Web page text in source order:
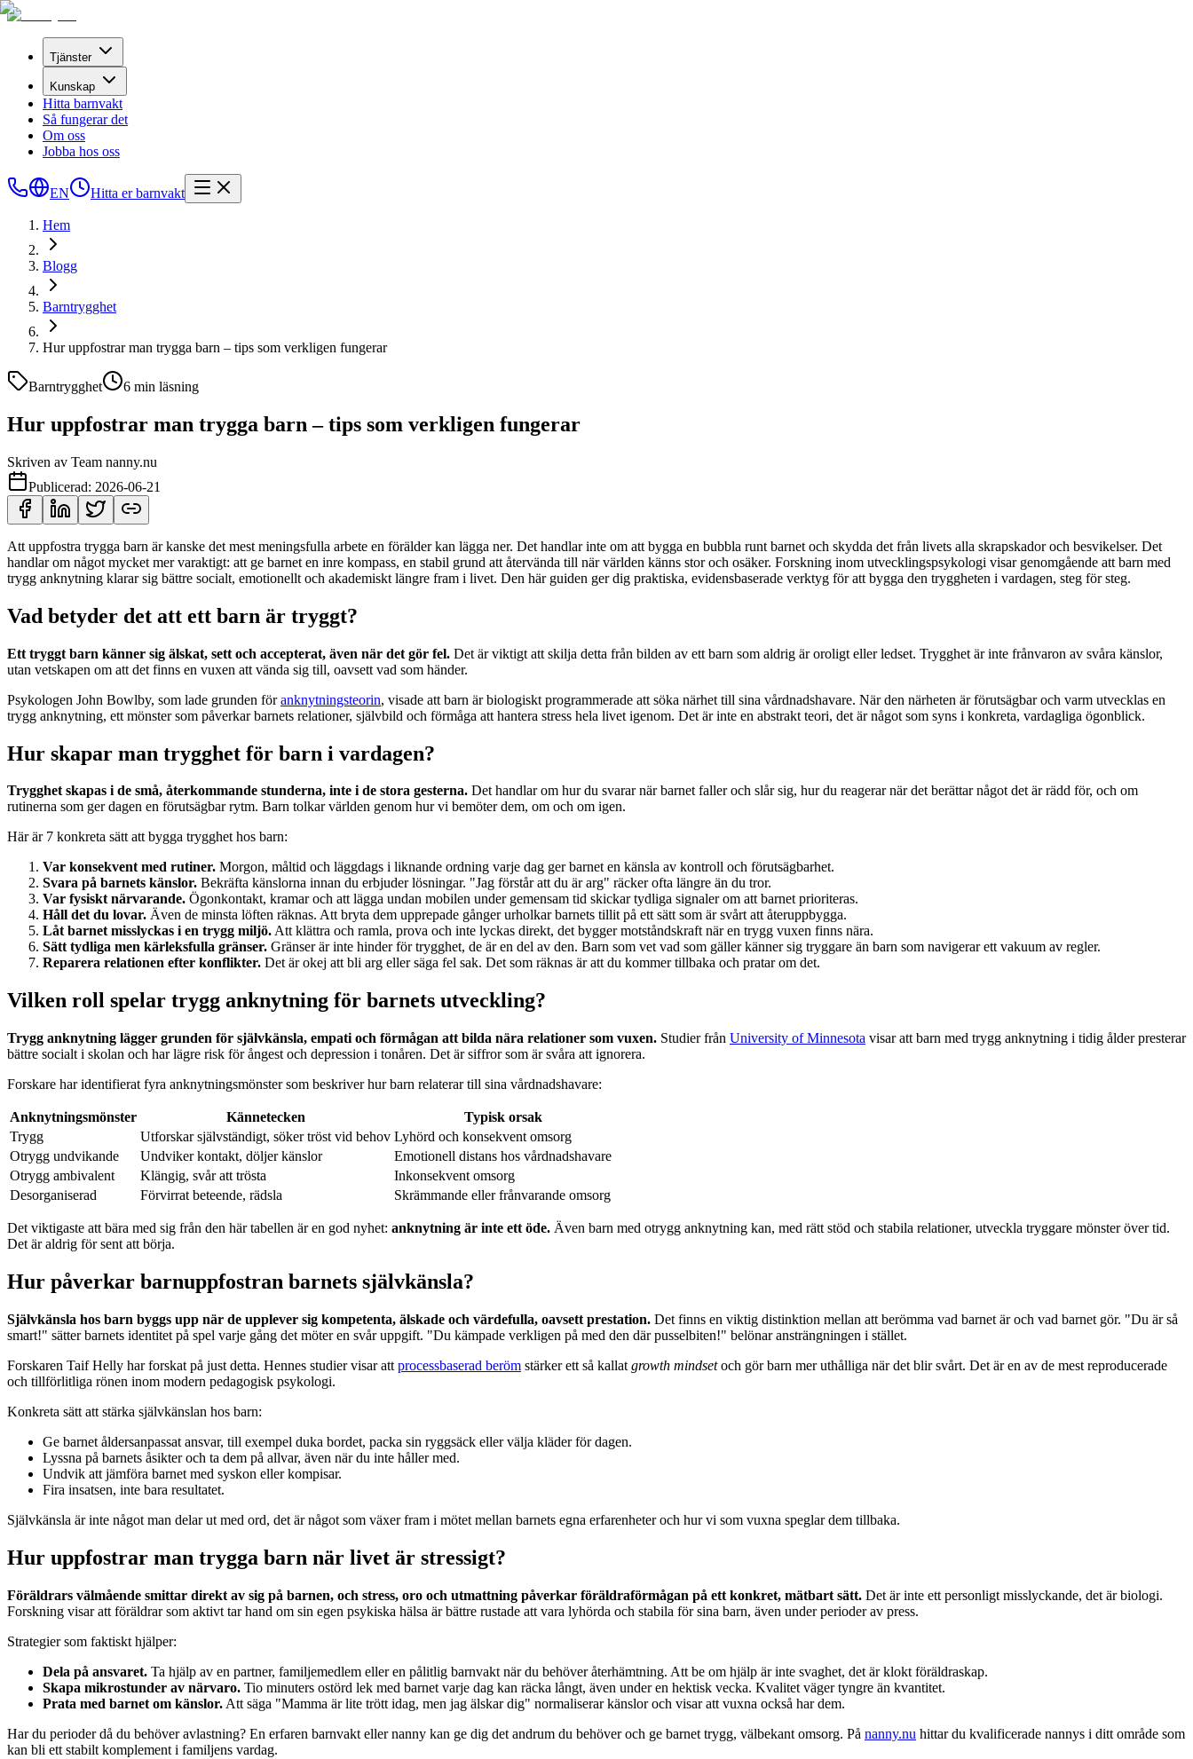
Tjänster
Kunskap
Hitta barnvakt
Så fungerar det
Om oss
Jobba hos oss
EN Hitta er barnvakt
Hem
Blogg
Barntrygghet
Hur uppfostrar man trygga barn – tips som verkligen fungerar
Barntrygghet 6 min läsning
Hur uppfostrar man trygga barn – tips som verkligen fungerar
Skriven av Team nanny.nu
Publicerad: 2026-06-21
Att uppfostra trygga barn är kanske det mest meningsfulla arbete en förälder kan lägga ner. Det handlar inte om att bygga en bubbla runt barnet och skydda det från livets alla skrapskador och besvikelser. Det
handlar om något mycket mer varaktigt: att ge barnet en inre kompass, en stabil grund att återvända till när världen känns stor och osäker. Forskning inom utvecklingspsykologi visar genomgående att barn med
trygg anknytning klarar sig bättre socialt, emotionellt och akademiskt längre fram i livet. Den här guiden ger dig praktiska, evidensbaserade verktyg för att bygga den tryggheten i vardagen, steg för steg.
Vad betyder det att ett barn är tryggt?
Ett tryggt barn känner sig älskat, sett och accepterat, även när det gör fel. Det är viktigt att skilja detta från bilden av ett barn som aldrig är oroligt eller ledset. Trygghet är inte frånvaron av svåra känslor,
utan vetskapen om att det finns en vuxen att vända sig till, oavsett vad som händer.
Psykologen John Bowlby, som lade grunden föranknytningsteorin, visade att barn är biologiskt programmerade att söka närhet till sina vårdnadshavare. När den närheten är förutsägbar och varm utvecklas en
trygg anknytning, ett mönster som påverkar barnets relationer, självbild och förmåga att hantera stress hela livet igenom. Det är inte en abstrakt teori, det är något som syns i konkreta, vardagliga ögonblick.
Hur skapar man trygghet för barn i vardagen?
Trygghet skapas i de små, återkommande stunderna, inte i de stora gesterna. Det handlar om hur du svarar när barnet faller och slår sig, hur du reagerar när det berättar något det är rädd för, och om
rutinerna som ger dagen en förutsägbar rytm. Barn tolkar världen genom hur vi bemöter dem, om och om igen.
Här är 7 konkreta sätt att bygga trygghet hos barn:
Var konsekvent med rutiner. Morgon, måltid och läggdags i liknande ordning varje dag ger barnet en känsla av kontroll och förutsägbarhet.
Svara på barnets känslor. Bekräfta känslorna innan du erbjuder lösningar. "Jag förstår att du är arg" räcker ofta längre än du tror.
Var fysiskt närvarande. Ögonkontakt, kramar och att lägga undan mobilen under gemensam tid skickar tydliga signaler om att barnet prioriteras.
Håll det du lovar. Även de minsta löften räknas. Att bryta dem upprepade gånger urholkar barnets tillit på ett sätt som är svårt att återuppbygga.
Låt barnet misslyckas i en trygg miljö.Att klättra och ramla, prova och inte lyckas direkt, det bygger motståndskraft när en trygg vuxen finns nära.
Sätt tydliga men kärleksfulla gränser. Gränser är inte hinder för trygghet, de är en del av den. Barn som vet vad som gäller känner sig tryggare än barn som navigerar ett vakuum av regler.
Reparera relationen efter konflikter. Det är okej att bli arg eller säga fel sak. Det som räknas är att du kommer tillbaka och pratar om det.
Vilken roll spelar trygg anknytning för barnets utveckling?
Trygg anknytning lägger grunden för självkänsla, empati och förmågan att bilda nära relationer som vuxen. Studier från University of Minnesota visar att barn med trygg anknytning i tidig ålder presterar
bättre socialt i skolan och har lägre risk för ångest och depression i tonåren. Det är siffror som är svåra att ignorera.
Forskare har identifierat fyra anknytningsmönster som beskriver hur barn relaterar till sina vårdnadshavare:
Anknytningsmönster Kännetecken
Typisk orsak
Trygg
Utforskar självständigt, söker tröst vid behov Lyhörd och konsekvent omsorg
Otrygg undvikande
Undviker kontakt, döljer känslor
Emotionell distans hos vårdnadshavare
Otrygg ambivalent
Klängig, svår att trösta
Inkonsekvent omsorg
Desorganiserad
Förvirrat beteende, rädsla Skrämmande eller frånvarande omsorg
Det viktigaste att bära med sig från den här tabellen är en god nyhet: anknytning är inte ett öde. Även barn med otrygg anknytning kan, med rätt stöd och stabila relationer, utveckla tryggare mönster över tid.
Det är aldrig för sent att börja.
Hur påverkar barnuppfostran barnets självkänsla?
Självkänsla hos barn byggs upp när de upplever sig kompetenta, älskade och värdefulla, oavsett prestation. Det finns en viktig distinktion mellan att berömma vad barnet är och vad barnet gör. "Du är så
smart!" sätter barnets identitet på spel varje gång det möter en svår uppgift. "Du kämpade verkligen på med den där pusselbiten!" belönar ansträngningen i stället.
Forskaren Taif Helly har forskat på just detta. Hennes studier visar att processbaserad beröm stärker ett så kallat growth mindsetoch gör barn mer uthålliga när det blir svårt. Det är en av de mest reproducerade
och tillförlitliga rönen inom modern pedagogisk psykologi.
Konkreta sätt att stärka självkänslan hos barn:
Ge barnet åldersanpassat ansvar, till exempel duka bordet, packa sin ryggsäck eller välja kläder för dagen.
Lyssna på barnets åsikter och ta dem på allvar, även när du inte håller med.
Undvik att jämföra barnet med syskon eller kompisar.
Fira insatsen, inte bara resultatet.
Självkänsla är inte något man delar ut med ord, det är något som växer fram i mötet mellan barnets egna erfarenheter och hur vi som vuxna speglar dem tillbaka.
Hur uppfostrar man trygga barn när livet är stressigt?
Föräldrars välmående smittar direkt av sig på barnen, och stress, oro och utmattning påverkar föräldraförmågan på ett konkret, mätbart sätt. Det är inte ett personligt misslyckande, det är biologi.
Forskning visar att föräldrar som aktivt tar hand om sin egen psykiska hälsa är bättre rustade att vara lyhörda och stabila för sina barn, även under perioder av press.
Strategier som faktiskt hjälper:
Dela på ansvaret. Ta hjälp av en partner, familjemedlem eller en pålitlig barnvakt när du behöver återhämtning. Att be om hjälp är inte svaghet, det är klokt föräldraskap.
Skapa mikrostunder av närvaro. Tio minuters ostörd lek med barnet varje dag kan räcka långt, även under en hektisk vecka. Kvalitet väger tyngre än kvantitet.
Prata med barnet om känslor. Att säga "Mamma är lite trött idag, men jag älskar dig" normaliserar känslor och visar att vuxna också har dem.
Har du perioder då du behöver avlastning? En erfaren barnvakt eller nanny kan ge dig det andrum du behöver och ge barnet trygg, välbekant omsorg. På nanny.nu hittar du kvalificerade nannys i ditt område som
kan bli ett stabilt komplement i familjens vardag.